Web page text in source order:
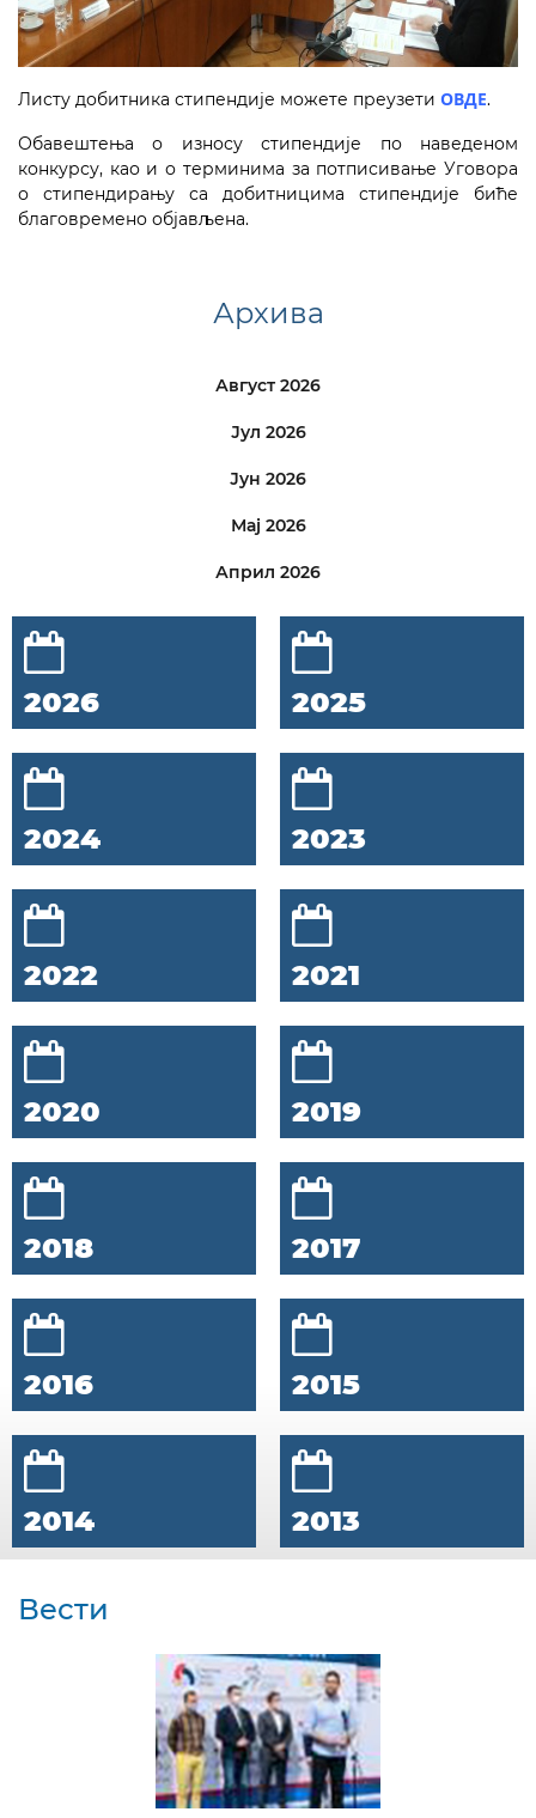
Листу добитника стипендије можете преузети ОВДЕ.
Обавештења о износу стипендије по наведеном
конкурсу, као и о терминима за потписивање Уговора
о стипендирању са добитницима стипендије биће
благовремено објављена.
Архива
Август 2026
Јул 2026
Јун 2026
Мај 2026
Април 2026
2026 2025
2024 2023
2022 2021
2020 2019
2018 2017
2016 2015
2014 2013
Вести